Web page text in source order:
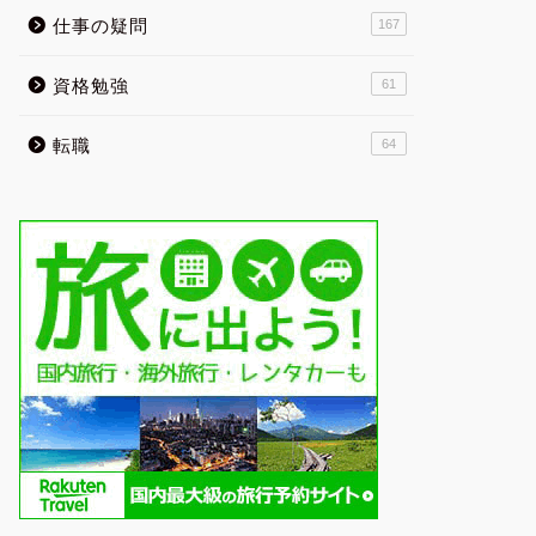
仕事の疑問 167
資格勉強 61
転職 64